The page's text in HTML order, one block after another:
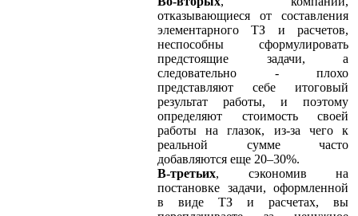
отказывающиеся от составления
элементарного ТЗ и расчетов,
неспособны сформулировать
предстоящие задачи, а
следовательно - плохо
представляют себе итоговый
результат работы, и поэтому
определяют стоимость своей
работы на глазок, из-за чего к
реальной сумме часто
добавляются еще 20–30%.
В-третьих, сэкономив на
постановке задачи, оформленной
в виде ТЗ и расчетах, вы